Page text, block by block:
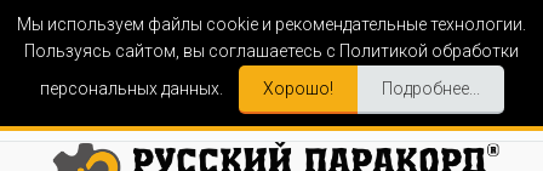
Мы используем файлы cookie и рекомендательные технологии.
Пользуясь сайтом, вы соглашаетесь с Политикой обработки
персональных данных.
Хорошо! Подробнее...